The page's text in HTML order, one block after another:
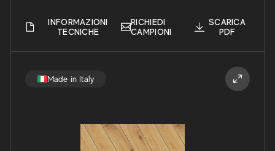
Made in Italy
INFORMAZIONI
TECNICHE
RICHIEDI
CAMPIONI
SCARICA
PDF